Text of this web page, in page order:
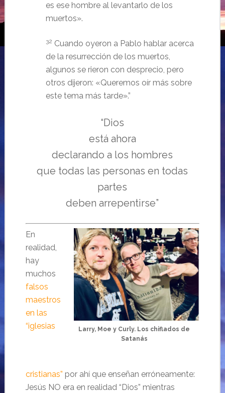
es ese hombre al levantarlo de los
muertos».
32 Cuando oyeron a Pablo hablar acerca
de la resurrección de los muertos,
algunos se rieron con desprecio, pero
otros dijeron: «Queremos oír más sobre
este tema más tarde».”
“Dios
está ahora
declarando a los hombres
que todas las personas en todas
partes
deben arrepentirse”
Larry, Moe y Curly. Los chiflados de
Satanás
En
realidad,
hay
muchos
falsos
maestros
en las
“iglesias
cristianas” por ahí que enseñan erróneamente:
Jesús NO era en realidad “Dios” mientras